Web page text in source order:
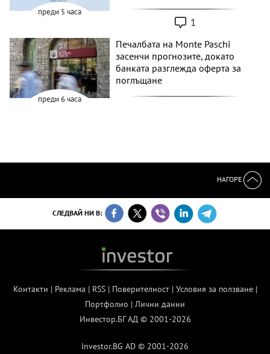
преди 5 часа
1
преди 6 часа
Печалбата на Monte Paschi
засенчи прогнозите, докато
банката разглежда оферта за
поглъщане
НАГОРЕ
СЛЕДВАЙ НИ В:
Контакти | Реклама | RSS| Поверителност| Условия за ползване|
Портфолио | Лични данни
Инвестор.БГ АД © 2001-2026
Investor.BG AD © 2001-2026